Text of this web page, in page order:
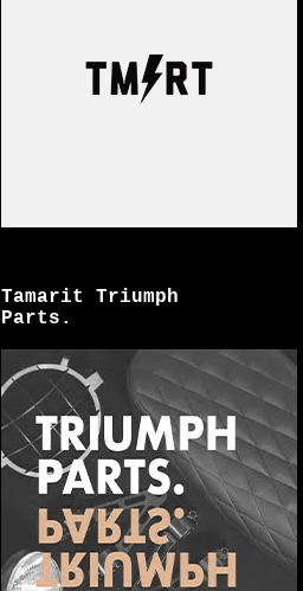
Tamarit Triumph
Parts.